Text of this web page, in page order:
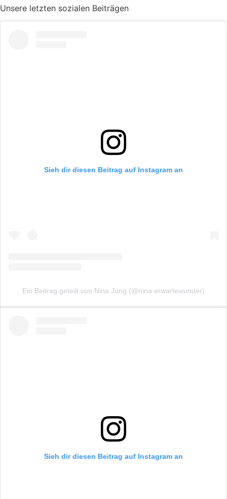
auf
der
Unsere letzten sozialen Beiträgen
Sieh dir diesen Beitrag auf Instagram an
Ein Beitrag geteilt von Nina Jung (@nina.erwartewunder)
Sieh dir diesen Beitrag auf Instagram an